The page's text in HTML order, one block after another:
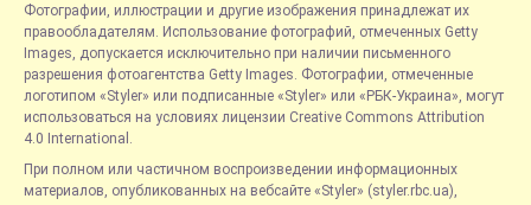
Фотографии, иллюстрации и другие изображения принадлежат их
правообладателям. Использование фотографий, отмеченных Getty
Images, допускается исключительно при наличии письменного
разрешения фотоагентства Getty Images. Фотографии, отмеченные
логотипом «Styler» или подписанные «Styler» или «РБК-Украина», могут
использоваться на условиях лицензии Creative Commons Attribution
4.0 International.
При полном или частичном воспроизведении информационных
материалов, опубликованных на вебсайте «Styler» (styler.rbc.ua),